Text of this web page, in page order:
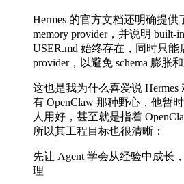
Hermes 的官方文档还明确提供
memory provider，并说明 built-
USER.md 始终存在，同时只能
provider，以避免 schema 膨胀和
这也是我为什么喜爱说
有 OpenClaw 那种野心，他暂
人用好，甚至就是指着
所以其工程目标也很清晰：
先让 Agent 学会从经验中成长
理